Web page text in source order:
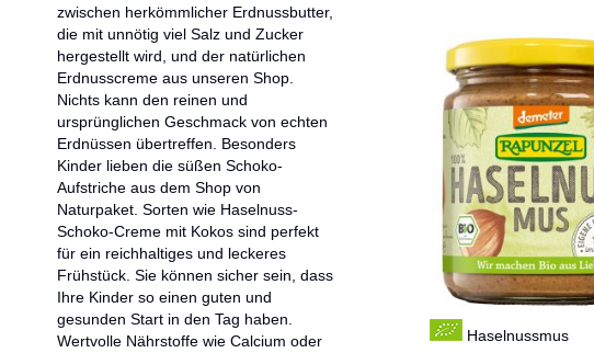
Haselnussmus
zwischen herkömmlicher Erdnussbutter,
die mit unnötig viel Salz und Zucker
hergestellt wird, und der natürlichen
Erdnusscreme aus unseren Shop.
Nichts kann den reinen und
ursprünglichen Geschmack von echten
Erdnüssen übertreffen. Besonders
Kinder lieben die süßen Schoko-
Aufstriche aus dem Shop von
Naturpaket. Sorten wie Haselnuss-
Schoko-Creme mit Kokos sind perfekt
für ein reichhaltiges und leckeres
Frühstück. Sie können sicher sein, dass
Ihre Kinder so einen guten und
gesunden Start in den Tag haben.
Wertvolle Nährstoffe wie Calcium oder